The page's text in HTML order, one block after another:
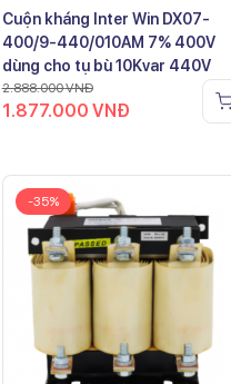
Cuộn kháng Inter Win DX07-
400/9-440/010AM 7% 400V
dùng cho tụ bù 10Kvar 440V
2.888.000VNĐ
1.877.000 VNĐ
-35%